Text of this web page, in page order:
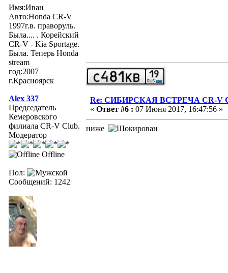
Имя:Иван
Авто:Honda CR-V
1997г.в. праворуль.
Была.... . Корейский
CR-V - Kia Sportage.
Была. Теперь Honda
stream
год:2007
г.Красноярск
Alex 337
Председатель
Кемеровского
филиала CR-V Club.
Модератор
Offline
Пол:
Сообщений: 1242
Re: СИБИРСКАЯ ВСТРЕЧА CR-V
« Ответ #6 : 07 Июня 2017, 16:47:56 »
ниже